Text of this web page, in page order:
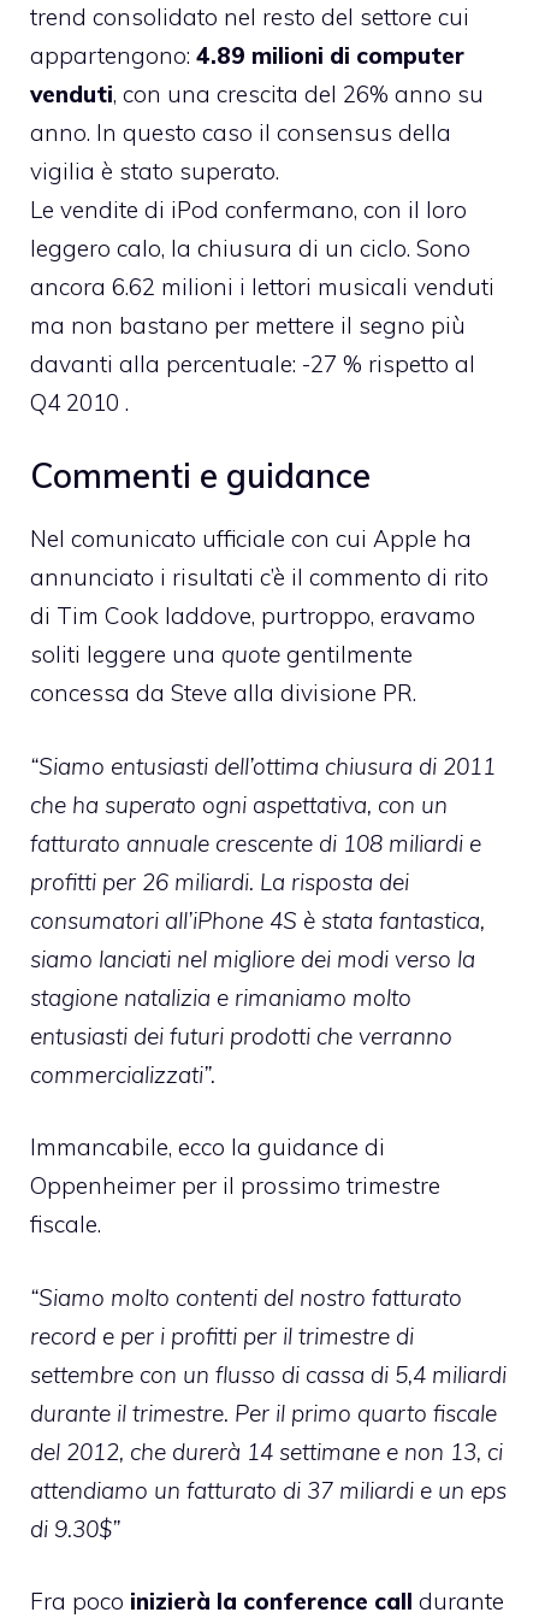
trend consolidato nel resto del settore cui
appartengono: 4.89 milioni di computer
venduti, con una crescita del 26% anno su
anno. In questo caso il consensus della
vigilia è stato superato.
Le vendite di iPod confermano, con il loro
leggero calo, la chiusura di un ciclo. Sono
ancora 6.62 milioni i lettori musicali venduti
ma non bastano per mettere il segno più
davanti alla percentuale: -27 % rispetto al
Q4 2010 .
Commenti e guidance
Nel comunicato ufficiale con cui Apple ha
annunciato i risultati c’è il commento di rito
di Tim Cook laddove, purtroppo, eravamo
soliti leggere una quote gentilmente
concessa da Steve alla divisione PR.
“Siamo entusiasti dell’ottima chiusura di 2011
che ha superato ogni aspettativa, con un
fatturato annuale crescente di 108 miliardi e
profitti per 26 miliardi. La risposta dei
consumatori all’iPhone 4S è stata fantastica,
siamo lanciati nel migliore dei modi verso la
stagione natalizia e rimaniamo molto
entusiasti dei futuri prodotti che verranno
commercializzati”.
Immancabile, ecco la guidance di
Oppenheimer per il prossimo trimestre
fiscale.
“Siamo molto contenti del nostro fatturato
record e per i profitti per il trimestre di
settembre con un flusso di cassa di 5,4 miliardi
durante il trimestre. Per il primo quarto fiscale
del 2012, che durerà 14 settimane e non 13, ci
attendiamo un fatturato di 37 miliardi e un eps
di 9.30$”
Fra poco inizierà la conference call durante